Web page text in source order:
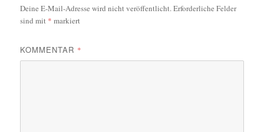
Deine E-Mail-Adresse wird nicht veröffentlicht.Erforderliche Felder
sind mit * markiert
KOMMENTAR *